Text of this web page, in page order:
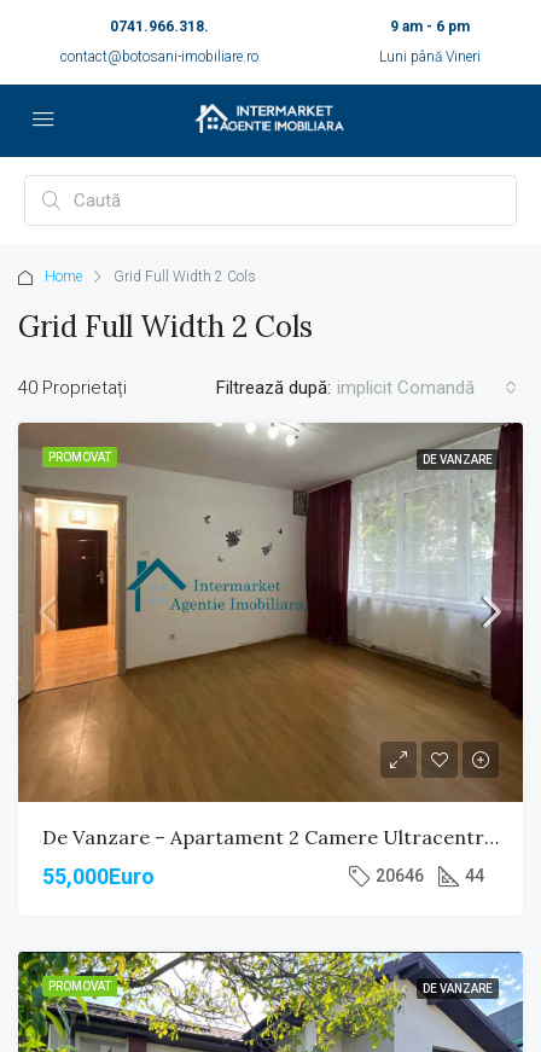
0741.966.318.
contact@botosani-imobiliare.ro
9 am - 6 pm
Luni până Vineri
Home Grid Full Width 2 Cols
Grid Full Width 2 Cols
40 Proprietați Filtrează după: implicit Comandă
PROMOVAT DE VANZARE
De Vanzare – Apartament 2 Camere Ultracentral
55,000Euro 20646 44
PROMOVAT DE VANZARE